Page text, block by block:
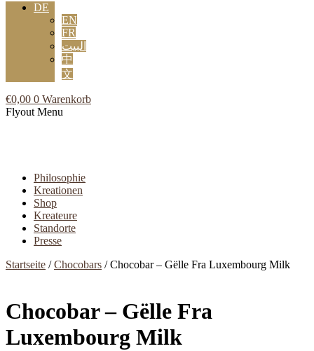
DE
EN
FR
البيت
中
文
€0,00 0 Warenkorb
Flyout Menu
Philosophie
Kreationen
Shop
Kreateure
Standorte
Presse
Startseite /Chocobars / Chocobar – Gëlle Fra Luxembourg Milk
Chocobar – Gëlle Fra
Luxembourg Milk